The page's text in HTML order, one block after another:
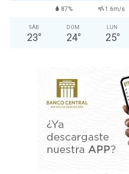
87% 1.6m/s
SÁB
23°
DOM
24°
LUN
25°